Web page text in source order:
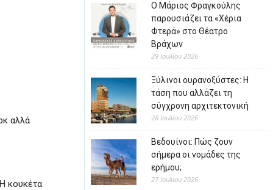
αλλά
κουκέτα
Ο Μάριος Φραγκούλης
παρουσιάζει τα «Χέρια
Φτερά» στο Θέατρο
Βράχων
29 Ιουλίου 2026
Ξύλινοι ουρανοξύστες: Η
τάση που αλλάζει τη
σύγχρονη αρχιτεκτονική
28 Ιουλίου 2026
Βεδουίνοι: Πώς ζουν
σήμερα οι νομάδες της
ερήμου;
27 Ιουλίου 2026